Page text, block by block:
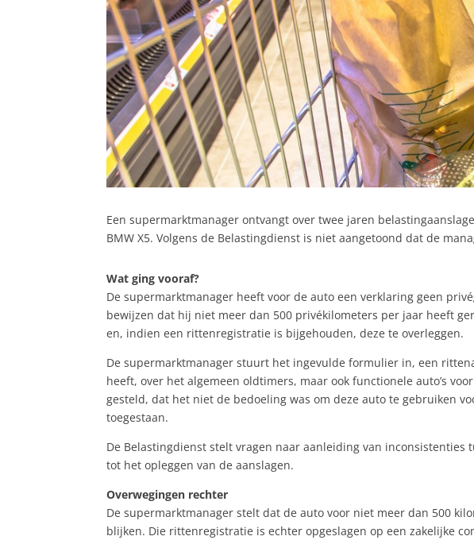
Een supermarktmanager ontvangt over twee jaren
BMW X5. Volgens de Belastingdienst is niet aangetoond dat de
Wat ging vooraf?
De supermarktmanager heeft voor de auto een verklaring geen
bewijzen dat hij niet meer dan 500 privékilometers per jaar heeft
en, indien een rittenregistratie is bijgehouden, deze te overleggen.
De supermarktmanager stuurt het ingevulde formulier in, een
heeft, over het algemeen oldtimers, maar ook functionele auto’s
gesteld, dat het niet de bedoeling was om deze auto te gebruiken
toegestaan.
De Belastingdienst stelt vragen naar aanleiding van
tot het opleggen van de aanslagen.
Overwegingen rechter
De supermarktmanager stelt dat de auto voor niet meer dan 500
blijken. Die rittenregistratie is echter opgeslagen op een zakelijke